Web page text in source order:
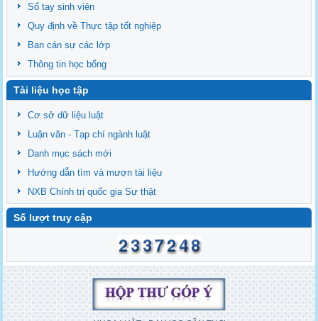
Sổ tay sinh viên
Quy định về Thực tập tốt nghiệp
Ban cán sự các lớp
Thông tin học bổng
Tài liệu học tập
Cơ sở dữ liệu luật
Luận văn - Tạp chí ngành luật
Danh mục sách mới
Hướng dẫn tìm và mượn tài liệu
NXB Chính trị quốc gia Sự thật
Số lượt truy cập